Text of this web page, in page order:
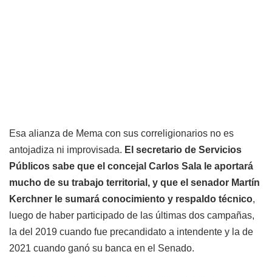
Esa alianza de Mema con sus correligionarios no es
antojadiza ni improvisada. El secretario de Servicios
Públicos sabe que el concejal Carlos Sala le aportará
mucho de su trabajo territorial, y que el senador Martín
Kerchner le sumará conocimiento y respaldo técnico,
luego de haber participado de las últimas dos campañas,
la del 2019 cuando fue precandidato a intendente y la de
2021 cuando ganó su banca en el Senado.